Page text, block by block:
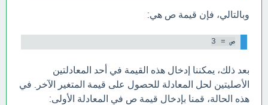
وبالتالي، فإن قيمة ص هي:
ص = 3
بعد ذلك، يمكننا إدخال هذه القيمة في أحد المعادلتين
الأصليتين لحل المعادلة للحصول على قيمة المتغير الآخر. في
هذه الحالة، قمنا بإدخال قيمة ص في المعادلة الأولى: